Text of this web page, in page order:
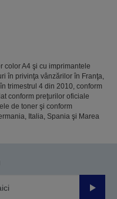
color A4 şi cu imprimantele
în privinţa vânzărilor în Franţa,
trimestrul 4 din 2010, conform
conform preţurilor oficiale
de toner şi conform
Italia, Spania şi Marea